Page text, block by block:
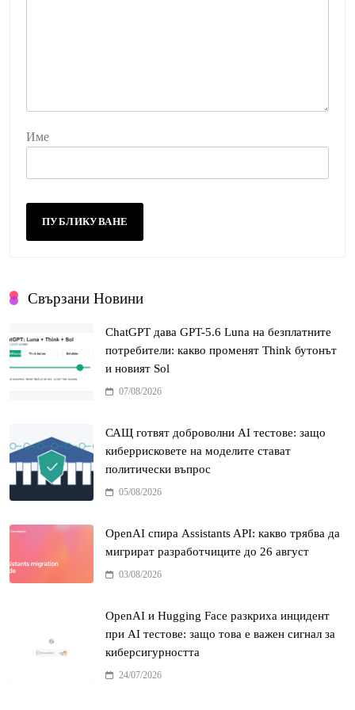
Име
Свързани Новини
ChatGPT дава GPT-5.6 Luna на безплатните
потребители: какво променят Think бутонът
и новият Sol
07/08/2026
САЩ готвят доброволни AI тестове: защо
киберрисковете на моделите стават
политически въпрос
05/08/2026
OpenAI спира Assistants API: какво трябва да
мигрират разработчиците до 26 август
03/08/2026
OpenAI и Hugging Face разкриха инцидент
при AI тестове: защо това е важен сигнал за
киберсигурността
24/07/2026